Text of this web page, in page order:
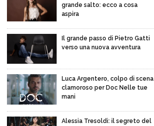
grande salto: ecco a cosa
aspira
Il grande passo di Pietro Gatti
verso una nuova avventura
Luca Argentero, colpo di scena
clamoroso per Doc Nelle tue
mani
Alessia Tresoldi: il segreto del